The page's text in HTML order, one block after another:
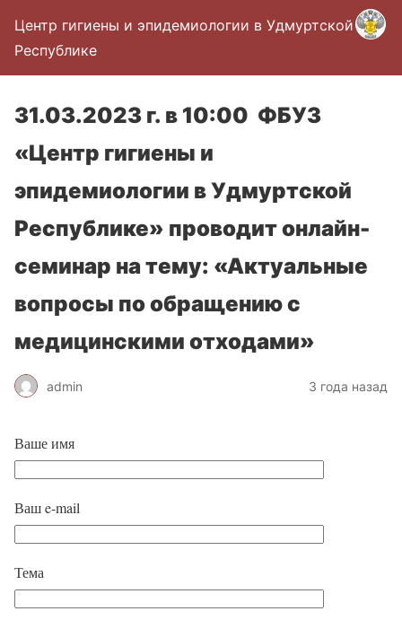
Центр гигиены и эпидемиологии в Удмуртской
Республике
31.03.2023 г. в 10:00 ФБУЗ
«Центр гигиены и
эпидемиологии в Удмуртской
Республике» проводит онлайн-
семинар на тему: «Актуальные
вопросы по обращению с
медицинскими отходами»
admin 3 года назад
Ваше имя
Ваш e-mail
Тема